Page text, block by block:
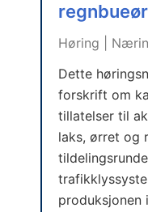
Høring |
Dette
forskrift om
tillatelser til
laks, ørret og